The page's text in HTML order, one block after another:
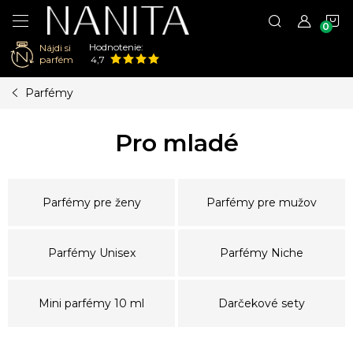
Nájdi si
parfém
Hodnotenie:
4,7
Parfémy
Pro mladé
Parfémy pre ženy Parfémy pre mužov
Parfémy Unisex Parfémy Niche
Mini parfémy 10 ml Darčekové sety